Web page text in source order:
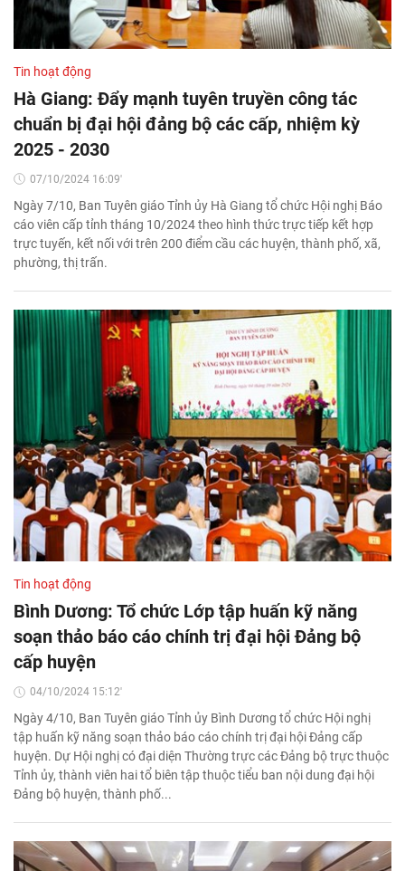
Tin hoạt động
Hà Giang: Đẩy mạnh tuyên truyền công tác
chuẩn bị đại hội đảng bộ các cấp, nhiệm kỳ
2025 - 2030
07/10/2024 16:09'
Ngày 7/10, Ban Tuyên giáo Tỉnh ủy Hà Giang tổ chức Hội nghị Báo
cáo viên cấp tỉnh tháng 10/2024 theo hình thức trực tiếp kết hợp
trực tuyến, kết nối với trên 200 điểm cầu các huyện, thành phố, xã,
phường, thị trấn.
Tin hoạt động
Bình Dương: Tổ chức Lớp tập huấn kỹ năng
soạn thảo báo cáo chính trị đại hội Đảng bộ
cấp huyện
04/10/2024 15:12'
Ngày 4/10, Ban Tuyên giáo Tỉnh ủy Bình Dương tổ chức Hội nghị
tập huấn kỹ năng soạn thảo báo cáo chính trị đại hội Đảng cấp
huyện. Dự Hội nghị có đại diện Thường trực các Đảng bộ trực thuộc
Tỉnh ủy, thành viên hai tổ biên tập thuộc tiểu ban nội dung đại hội
Đảng bộ huyện, thành phố...